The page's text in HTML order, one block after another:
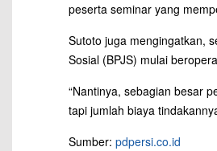
peserta seminar yang
Sutoto juga mengingatkan,
Sosial (BPJS) mulai
“Nantinya, sebagian besar
tapi jumlah biaya
Sumber: pdpersi.co.id